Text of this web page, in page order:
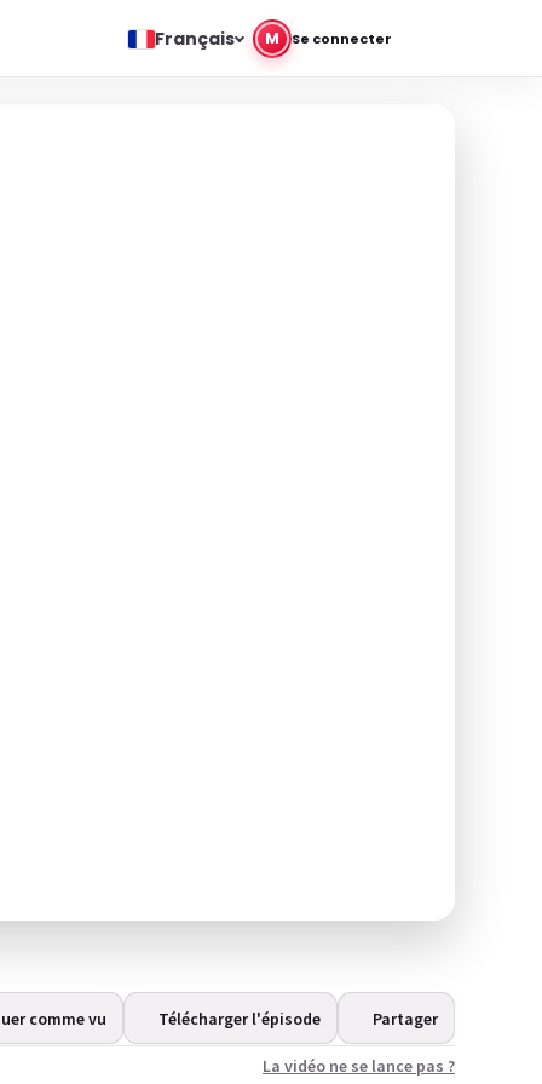
Français M Se connecter
comme vu Télécharger l'épisode Partager
La vidéo ne se lance pas ?